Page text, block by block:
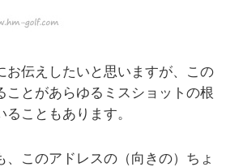
お伝えしたいと思いますが、この
ことがあらゆるミスショットの根
こともあります。
、このアドレスの（向きの）ちょ